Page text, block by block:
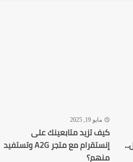
مايو 19, 2025
كيف تزيد متابعينك على
إنستقرام مع متجر A2G وتستفيد
منهم؟